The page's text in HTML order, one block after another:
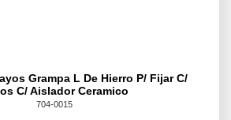
Grampa L De Hierro P/ Fijar C/
C/ Aislador Ceramico
704-0015